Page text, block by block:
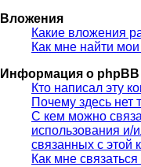
Вложения
Какие вложения
Как мне найти
Информация о phpBB
Кто написал эту
Почему здесь нет
С кем можно
использования и/
связанных с этой
Как мне